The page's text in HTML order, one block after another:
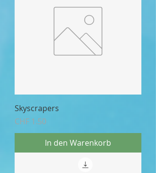
Skyscrapers
Preis
CHF 1.50
In den Warenkorb